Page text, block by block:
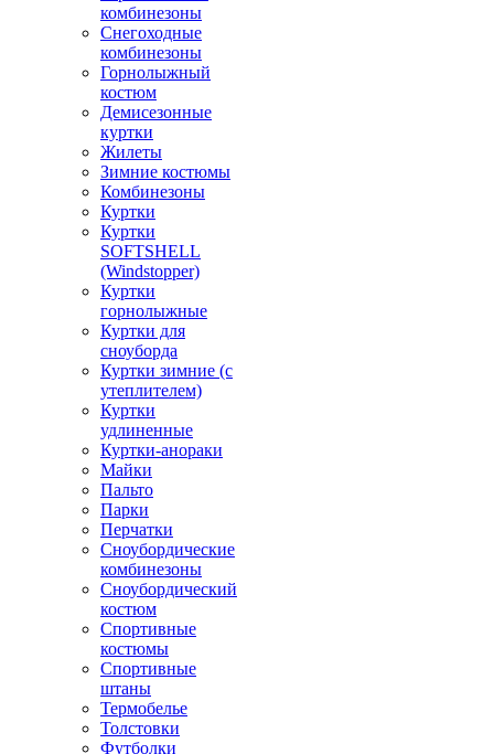
комбинезоны
Снегоходные
комбинезоны
Горнолыжный
костюм
Демисезонные
куртки
Жилеты
Зимние костюмы
Комбинезоны
Куртки
Куртки
SOFTSHELL
(Windstopper)
Куртки
горнолыжные
Куртки для
сноуборда
Куртки зимние (с
утеплителем)
Куртки
удлиненные
Куртки-анораки
Майки
Пальто
Парки
Перчатки
Сноубордические
комбинезоны
Сноубордический
костюм
Спортивные
костюмы
Спортивные
штаны
Термобелье
Толстовки
Футболки